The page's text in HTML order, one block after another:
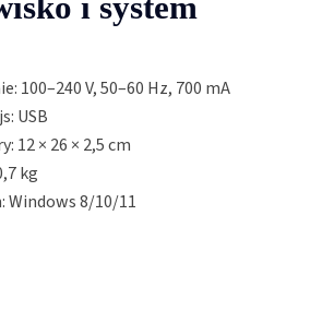
100–240 V, 50–60 Hz, 700 mA
USB
12 × 26 × 2,5 cm
kg
Windows 8/10/11